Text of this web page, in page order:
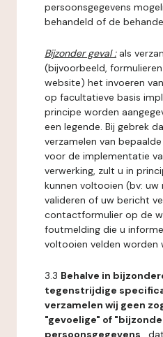
persoonsgegevens
behandeld of de
Bijzonder geval : als
(bijvoorbeeld,
website) het invoeren
op facultatieve basis
principe worden
een legende. Bij gebrek
verzamelen van
voor de implementatie
verwerking, zult u in
kunnen voltooien (bv: uw
valideren of uw bericht
contactformulier op de
foutmelding die u
voltooien velden worden
3.3 Behalve in
tegenstrijdige
verzamelen wij geen
"gevoelige" of
persoonsgegevens ,